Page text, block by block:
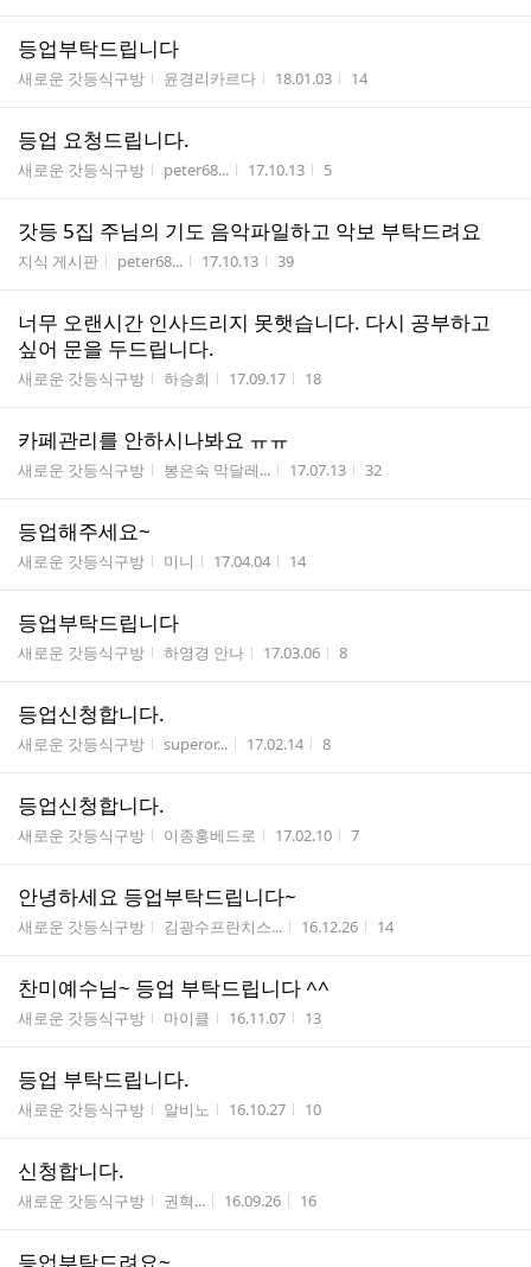
등업부탁드립니다
게시판명
새로운 갓등식구방 작성자
윤경리카르다 작성시간
18.01.03 조회수
14
등업 요청드립니다.
게시판명
새로운 갓등식구방 작성자
peter68... 작성시간
17.10.13 조회수
5
갓등 5집 주님의 기도 음악파일하고 악보 부탁드려요
게시판명
지식 게시판 작성자
peter68... 작성시간
17.10.13 조회수
39
너무 오랜시간 인사드리지 못햇습니다. 다시 공부하고
싶어 문을 두드립니다.
게시판명
새로운 갓등식구방 작성자
하승희 작성시간
17.09.17 조회수
18
카페관리를 안하시나봐요 ㅠㅠ
게시판명
새로운 갓등식구방 작성자
봉은숙 막달레... 작성시간
17.07.13 조회수
32
등업해주세요~
게시판명
새로운 갓등식구방 작성자
미니 작성시간
17.04.04 조회수
14
등업부탁드립니다
게시판명
새로운 갓등식구방 작성자
하영경 안나 작성시간
17.03.06 조회수
8
등업신청합니다.
게시판명
새로운 갓등식구방 작성자
superor... 작성시간
17.02.14 조회수
8
등업신청합니다.
게시판명
새로운 갓등식구방 작성자
이종홍베드로 작성시간
17.02.10 조회수
7
안녕하세요 등업부탁드립니다~
게시판명
새로운 갓등식구방 작성자
김광수프란치스... 작성시간
16.12.26 조회수
14
찬미예수님~ 등업 부탁드립니다 ^^
게시판명
새로운 갓등식구방 작성자
마이클 작성시간
16.11.07 조회수
13
등업 부탁드립니다.
게시판명
새로운 갓등식구방 작성자
알비노 작성시간
16.10.27 조회수
10
신청합니다.
게시판명
새로운 갓등식구방 작성자
권혁... 작성시간
16.09.26 조회수
16